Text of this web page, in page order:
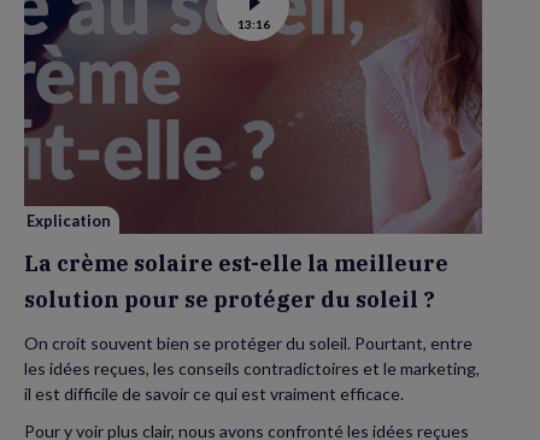
Voir
la
vidéo
est-
elle
la
meilleure
solution
protéger
soleil
13:16
Explication
La crème solaire est-elle la meilleure
solution pour se protéger du soleil ?
On croit souvent bien se protéger du soleil. Pourtant, entre
les idées reçues, les conseils contradictoires et le marketing,
il est difficile de savoir ce qui est vraiment efficace.
Pour y voir plus clair, nous avons confronté les idées reçues